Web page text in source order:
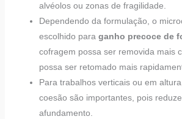
alvéolos ou zonas de fragilidade.
Dependendo da formulação, o
escolhido para ganho precoce de
cofragem possa ser removida mais
possa ser retomado mais
Para trabalhos verticais ou em
coesão são importantes, pois
afundamento.